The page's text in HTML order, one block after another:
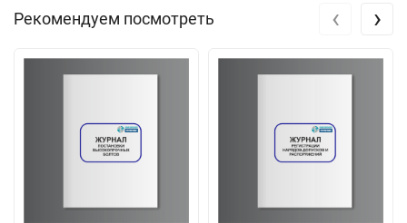
Рекомендуем посмотреть ‹ ›